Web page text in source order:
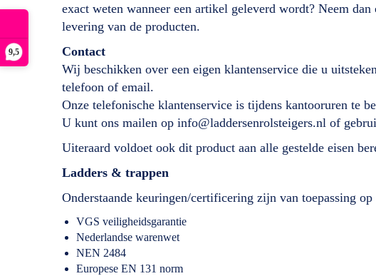
9,5
exact weten wanneer een artikel geleverd wordt? Neem
levering van de producten.
Contact
Wij beschikken over een eigen klantenservice die u
telefoon of email.
Onze telefonische klantenservice is tijdens kantooruren te
U kunt ons mailen op info@laddersenrolsteigers.nl of
Uiteraard voldoet ook dit product aan alle gestelde eisen
Ladders & trappen
Onderstaande keuringen/certificering zijn van toepassing op
VGS veiligheidsgarantie
Nederlandse warenwet
NEN 2484
Europese EN 131 norm